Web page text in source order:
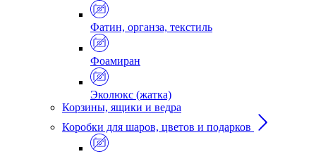
Фатин, органза, текстиль
Фоамиран
Эколюкс (жатка)
Корзины, ящики и ведра
Коробки для шаров, цветов и подарков